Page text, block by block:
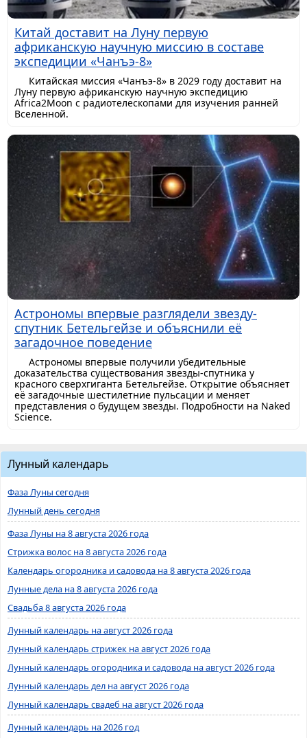
Китай доставит на Луну первую
африканскую научную миссию в составе
экспедиции «Чанъэ-8»
Китайская миссия «Чанъэ-8» в 2029 году доставит на
Луну первую африканскую научную экспедицию
Africa2Moon с радиотелескопами для изучения ранней
Вселенной.
Астрономы впервые разглядели звезду-
спутник Бетельгейзе и объяснили её
загадочное поведение
Астрономы впервые получили убедительные
доказательства существования звезды-спутника у
красного сверхгиганта Бетельгейзе. Открытие объясняет
её загадочные шестилетние пульсации и меняет
представления о будущем звезды. Подробности на Naked
Science.
Лунный календарь
Фаза Луны сегодня
Лунный день сегодня
Фаза Луны на 8 августа 2026 года
Стрижка волос на 8 августа 2026 года
Календарь огородника и садовода на 8 августа 2026 года
Лунные дела на 8 августа 2026 года
Свадьба 8 августа 2026 года
Лунный календарь на август 2026 года
Лунный календарь стрижек на август 2026 года
Лунный календарь огородника и садовода на август 2026 года
Лунный календарь дел на август 2026 года
Лунный календарь свадеб на август 2026 года
Лунный календарь на 2026 год